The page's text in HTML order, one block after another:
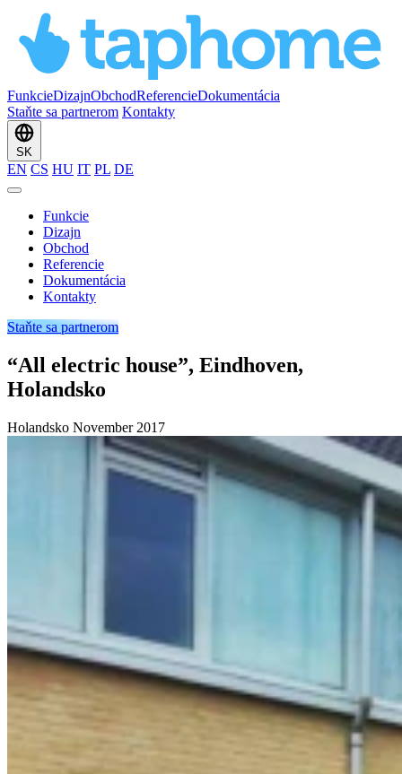
FunkcieDizajnObchodReferencieDokumentácia
Staňte sa partnerom Kontakty
SK
EN CS HU IT PL DE
Funkcie
Dizajn
Obchod
Referencie
Dokumentácia
Kontakty
Staňte sa partnerom
“All electric house”, Eindhoven,
Holandsko
Holandsko November 2017